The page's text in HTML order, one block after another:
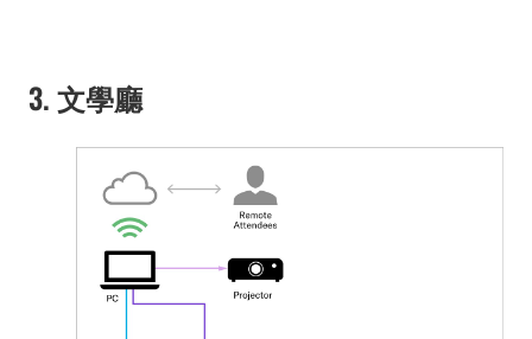
3. 文學廳